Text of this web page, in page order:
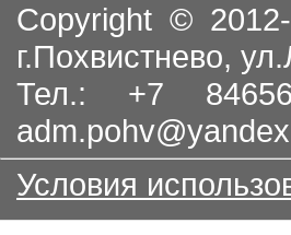
Copyright ©
г.Похвистнево,
Тел.: +7
Условия